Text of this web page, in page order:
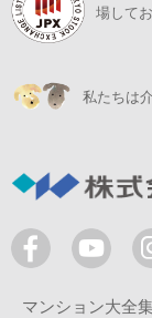
場して
私たちは
マンション大全